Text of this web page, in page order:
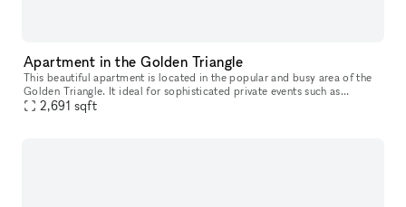
Apartment in the Golden Triangle
This beautiful apartment is located in the popular and busy area of the
Golden Triangle. It ideal for sophisticated private events such as
2,691 sqft